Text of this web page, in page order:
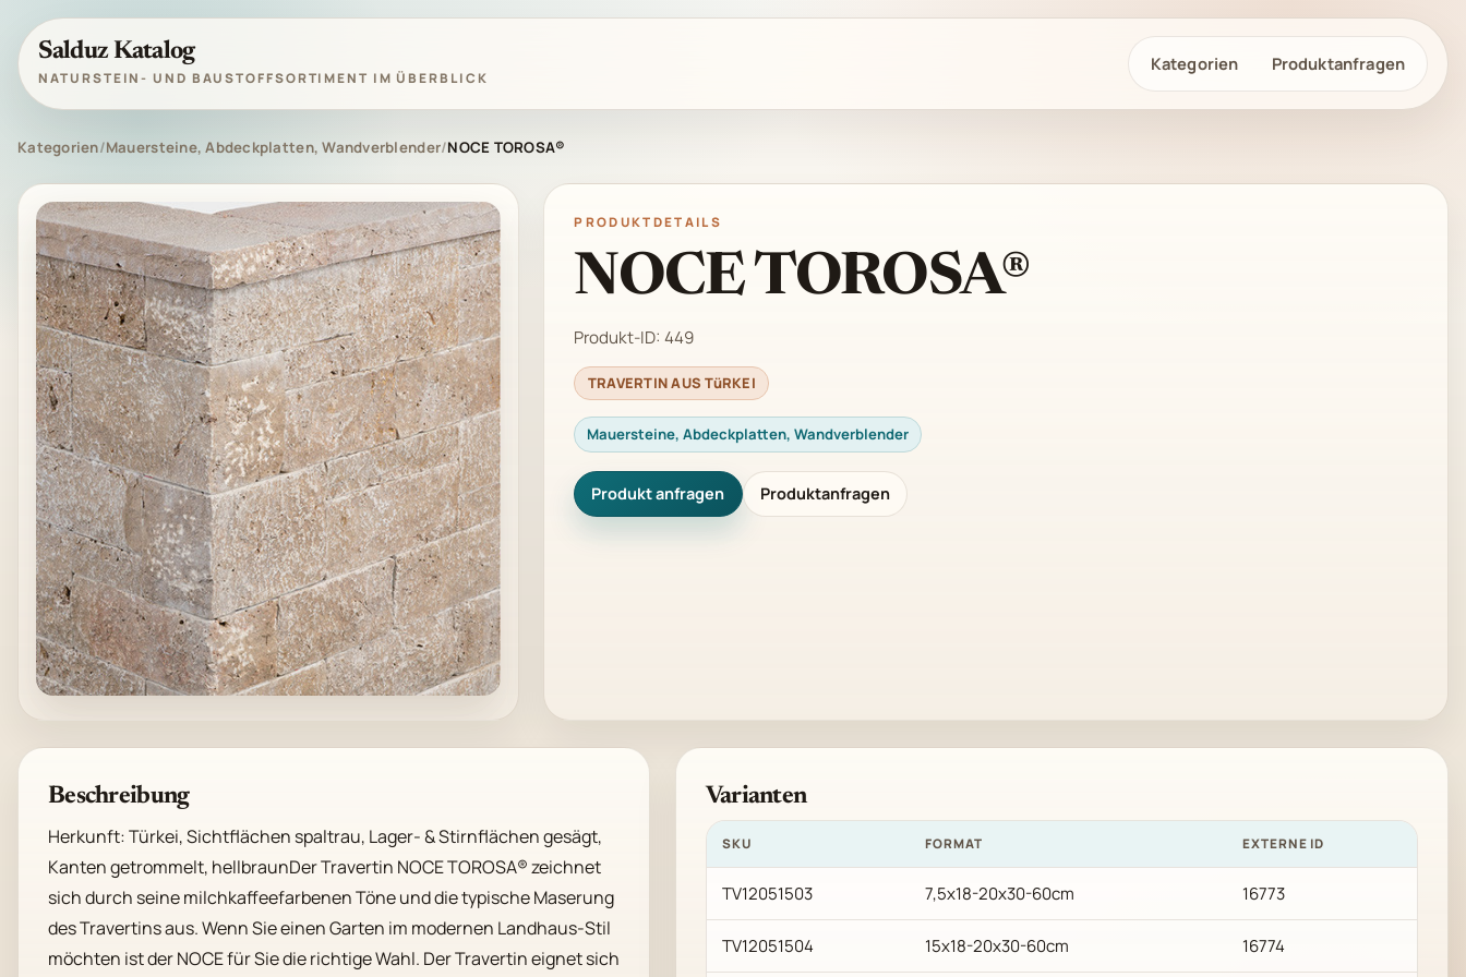
Salduz Katalog
NATURSTEIN- UND BAUSTOFFSORTIMENT IM ÜBERBLICK
Kategorien Produktanfragen
Kategorien/Mauersteine, Abdeckplatten, Wandverblender/NOCE TOROSA®
PRODUKTDETAILS
NOCE TOROSA®
Produkt-ID:449
TRAVERTIN AUS TüRKEI
Mauersteine, Abdeckplatten, Wandverblender
Produkt anfragen Produktanfragen
Beschreibung
Herkunft: Türkei, Sichtflächen spaltrau, Lager- & Stirnflächen gesägt,
Kanten getrommelt, hellbraunDer Travertin NOCE TOROSA® zeichnet
sich durch seine milchkaffeefarbenen Töne und die typische Maserung
des Travertins aus. Wenn Sie einen Garten im modernen Landhaus-Stil
möchten ist der NOCE für Sie die richtige Wahl. Der Travertin eignet sich
Varianten
SKU FORMAT EXTERNE ID
TV12051503 7,5x18-20x30-60cm 16773
TV12051504 15x18-20x30-60cm 16774